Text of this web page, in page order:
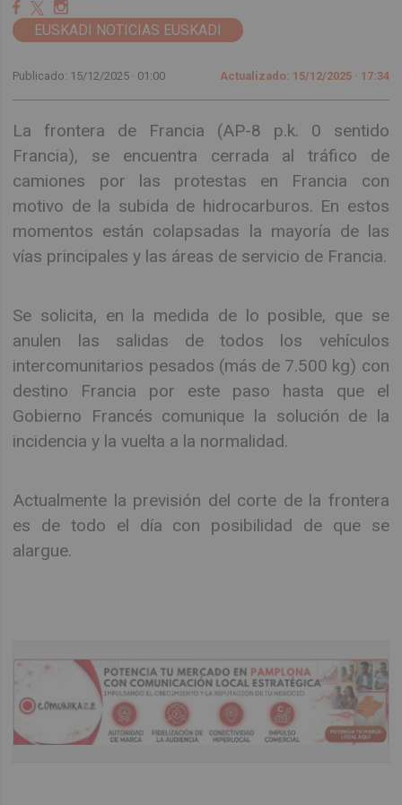
EUSKADI NOTICIAS EUSKADI
Publicado: 15/12/2025 · 01:00 Actualizado: 15/12/2025 · 17:34
La frontera de Francia (AP-8 p.k. 0 sentido
Francia), se encuentra cerrada al tráfico de
camiones por las protestas en Francia con
motivo de la subida de hidrocarburos. En estos
momentos están colapsadas la mayoría de las
vías principales y las áreas de servicio de Francia.
Se solicita, en la medida de lo posible, que se
anulen las salidas de todos los vehículos
intercomunitarios pesados (más de 7.500 kg) con
destino Francia por este paso hasta que el
Gobierno Francés comunique la solución de la
incidencia y la vuelta a la normalidad.
Actualmente la previsión del corte de la frontera
es de todo el día con posibilidad de que se
alargue.